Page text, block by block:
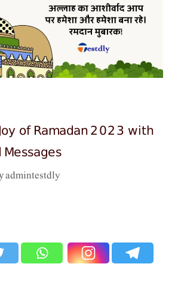
of Ramadan 2023 with
admintestdly